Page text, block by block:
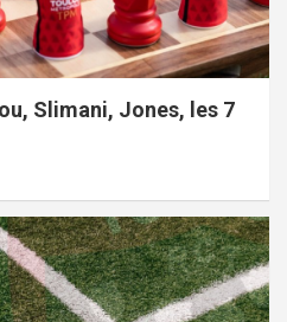
Slimani, Jones, les 7